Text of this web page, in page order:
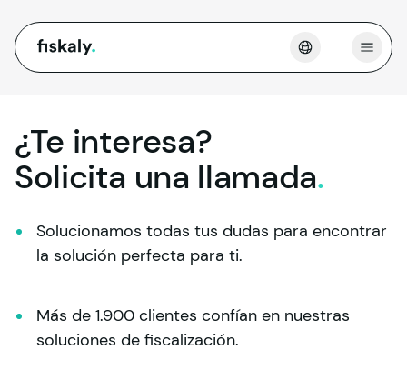
fiskaly. Abrir
¿Te interesa?
Solicita una llamada.
Solucionamos todas tus dudas para encontrar
la solución perfecta para ti.
Más de 1.900 clientes confían en nuestras
soluciones de fiscalización.